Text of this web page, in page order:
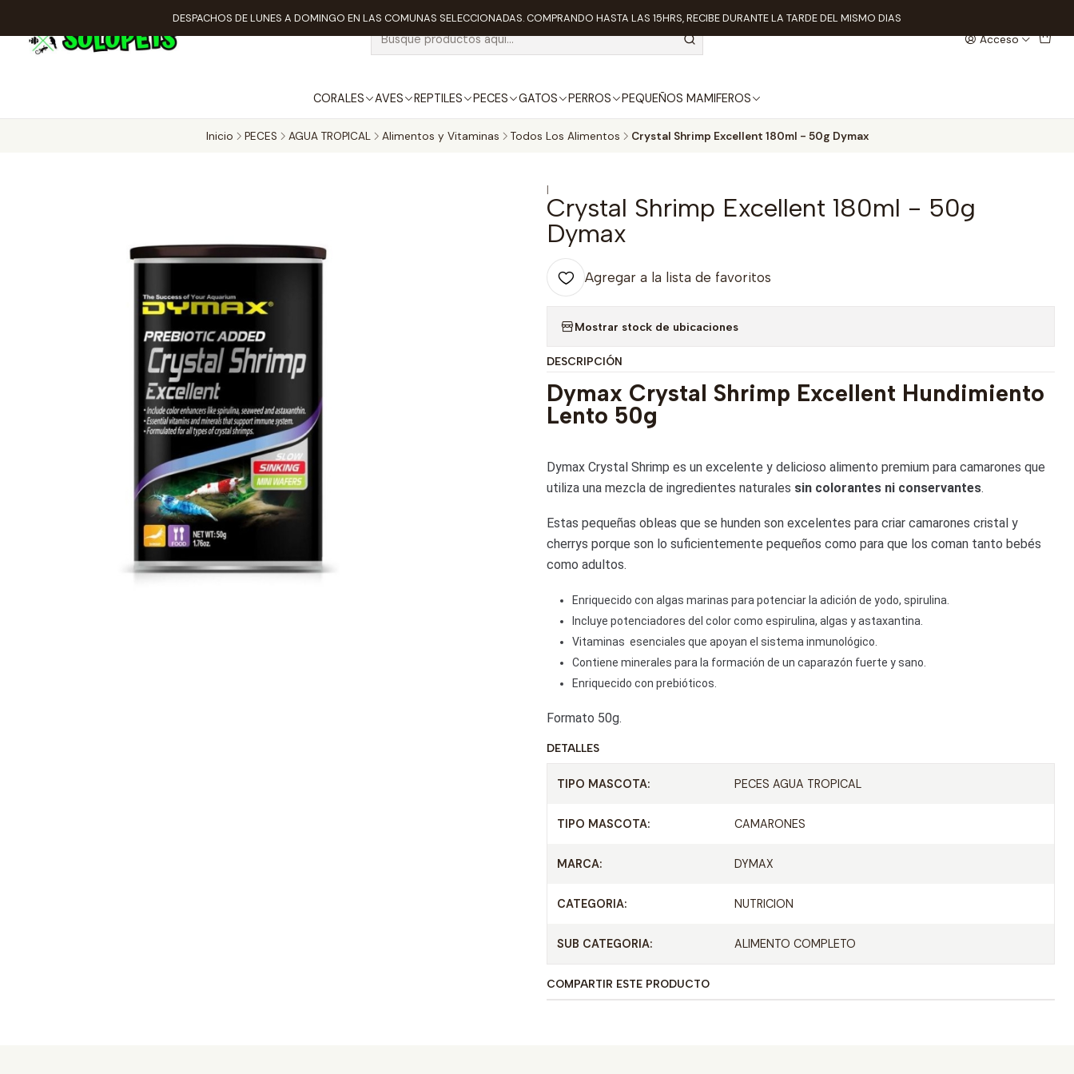
Acceso
CORALES AVES REPTILES PECES GATOS PERROS PEQUEÑOS MAMIFEROS
DESPACHOS DE LUNES A DOMINGO EN LAS COMUNAS SELECCIONADAS. COMPRANDO HASTA LAS 15HRS, RECIBE DURANTE LA TARDE DEL MISMO DIAS
Inicio PECES AGUA TROPICAL Alimentos y Vitaminas Todos Los Alimentos Crystal Shrimp Excellent 180ml - 50g Dymax
|
Crystal Shrimp Excellent 180ml - 50g
Dymax
Agregar a la lista de favoritos
Mostrar stock de ubicaciones
DESCRIPCIÓN
Dymax Crystal Shrimp Excellent Hundimiento
Lento 50g
Dymax Crystal Shrimp es un excelente y delicioso alimento premium para camarones que
utiliza una mezcla de ingredientes naturales sin colorantes ni conservantes.
Estas pequeñas obleas que se hunden son excelentes para criar camarones cristal y
cherrys porque son lo suficientemente pequeños como para que los coman tanto bebés
como adultos.
Enriquecido con algas marinas para potenciar la adición de yodo, spirulina.
Incluye potenciadores del color como espirulina, algas y astaxantina.
Vitaminas esenciales que apoyan el sistema inmunológico.
Contiene minerales para la formación de un caparazón fuerte y sano.
Enriquecido con prebióticos.
Formato 50g.
DETALLES
TIPO MASCOTA: PECES AGUA TROPICAL
TIPO MASCOTA: CAMARONES
MARCA: DYMAX
CATEGORIA: NUTRICION
SUB CATEGORIA: ALIMENTO COMPLETO
COMPARTIR ESTE PRODUCTO